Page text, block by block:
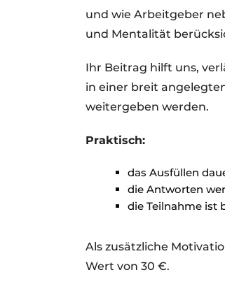
und wie Arbeitgeber
und Mentalität
Ihr Beitrag hilft uns,
in einer breit
weitergeben werden.
Praktisch:
das Ausfüllen
die Antworten
die Teilnahme ist
Als zusätzliche
Wert von 30 €.